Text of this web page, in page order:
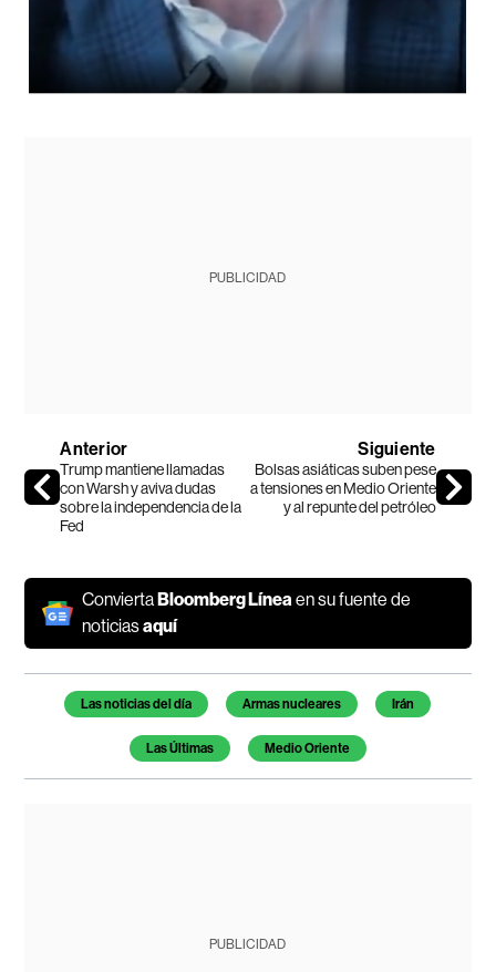
PUBLICIDAD
Anterior
Trump mantiene llamadas
con Warsh y aviva dudas
sobre la independencia de la
Fed
Siguiente
Bolsas asiáticas suben pese
a tensiones en Medio Oriente
y al repunte del petróleo
ConviertaBloomberg Líneaen su fuente de
noticiasaquí
Temas de este artículo
Las noticias del día Armas nucleares Irán
Las Últimas Medio Oriente
PUBLICIDAD